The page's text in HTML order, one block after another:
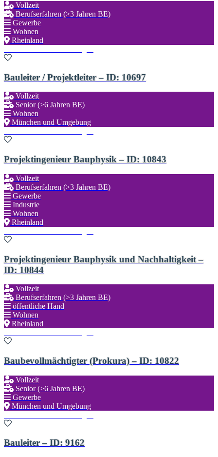
Vollzeit
Berufserfahren (>3 Jahren BE)
Gewerbe
Wohnen
Rheinland
Bauleiter / Projektleiter – ID: 10697
Vollzeit
Senior (>6 Jahren BE)
Wohnen
München und Umgebung
Projektingenieur Bauphysik – ID: 10843
Vollzeit
Berufserfahren (>3 Jahren BE)
Gewerbe
Industrie
Wohnen
Rheinland
Projektingenieur Bauphysik und Nachhaltigkeit –
ID: 10844
Vollzeit
Berufserfahren (>3 Jahren BE)
öffentliche Hand
Wohnen
Rheinland
Baubevollmächtigter (Prokura) – ID: 10822
Vollzeit
Senior (>6 Jahren BE)
Gewerbe
München und Umgebung
Bauleiter – ID: 9162